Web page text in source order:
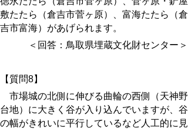
敷たたら（倉吉市菅ヶ原）、富海たたら（倉
吉市富海）があげられます。
＜回答：鳥取県埋蔵文化財センター＞
【質問8】
市場城の北側に伸びる曲輪の西側（天神野
台地）に大きく谷が入り込んでいますが、谷
の幅がきれいに平行しているなど人工的に見